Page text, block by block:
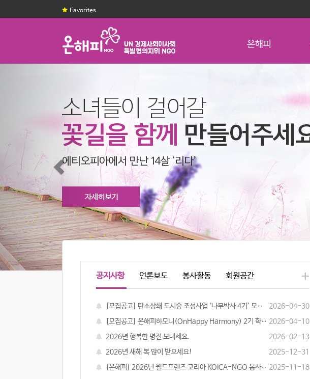
Favorites
온해피
공지사항 언론보도 봉사활동 회원공간 +
2026-04-30
[모집공고] 탄소상쇄 도시숲 조성사업 ‘나무박사 4기’ 모집 안내
2026-04-10
[모집공고] 온해피하모니(OnHappy Harmony) 2기 학생 단원 모집
2026-02-13
2026년 행복한 명절 보내세요.
2025-12-31
2026년 새해 복 많이 받으세요!
2025-11-18
[온해피] 2026년 월드프렌즈 코리아 KOICA-NGO 봉사단원 모집